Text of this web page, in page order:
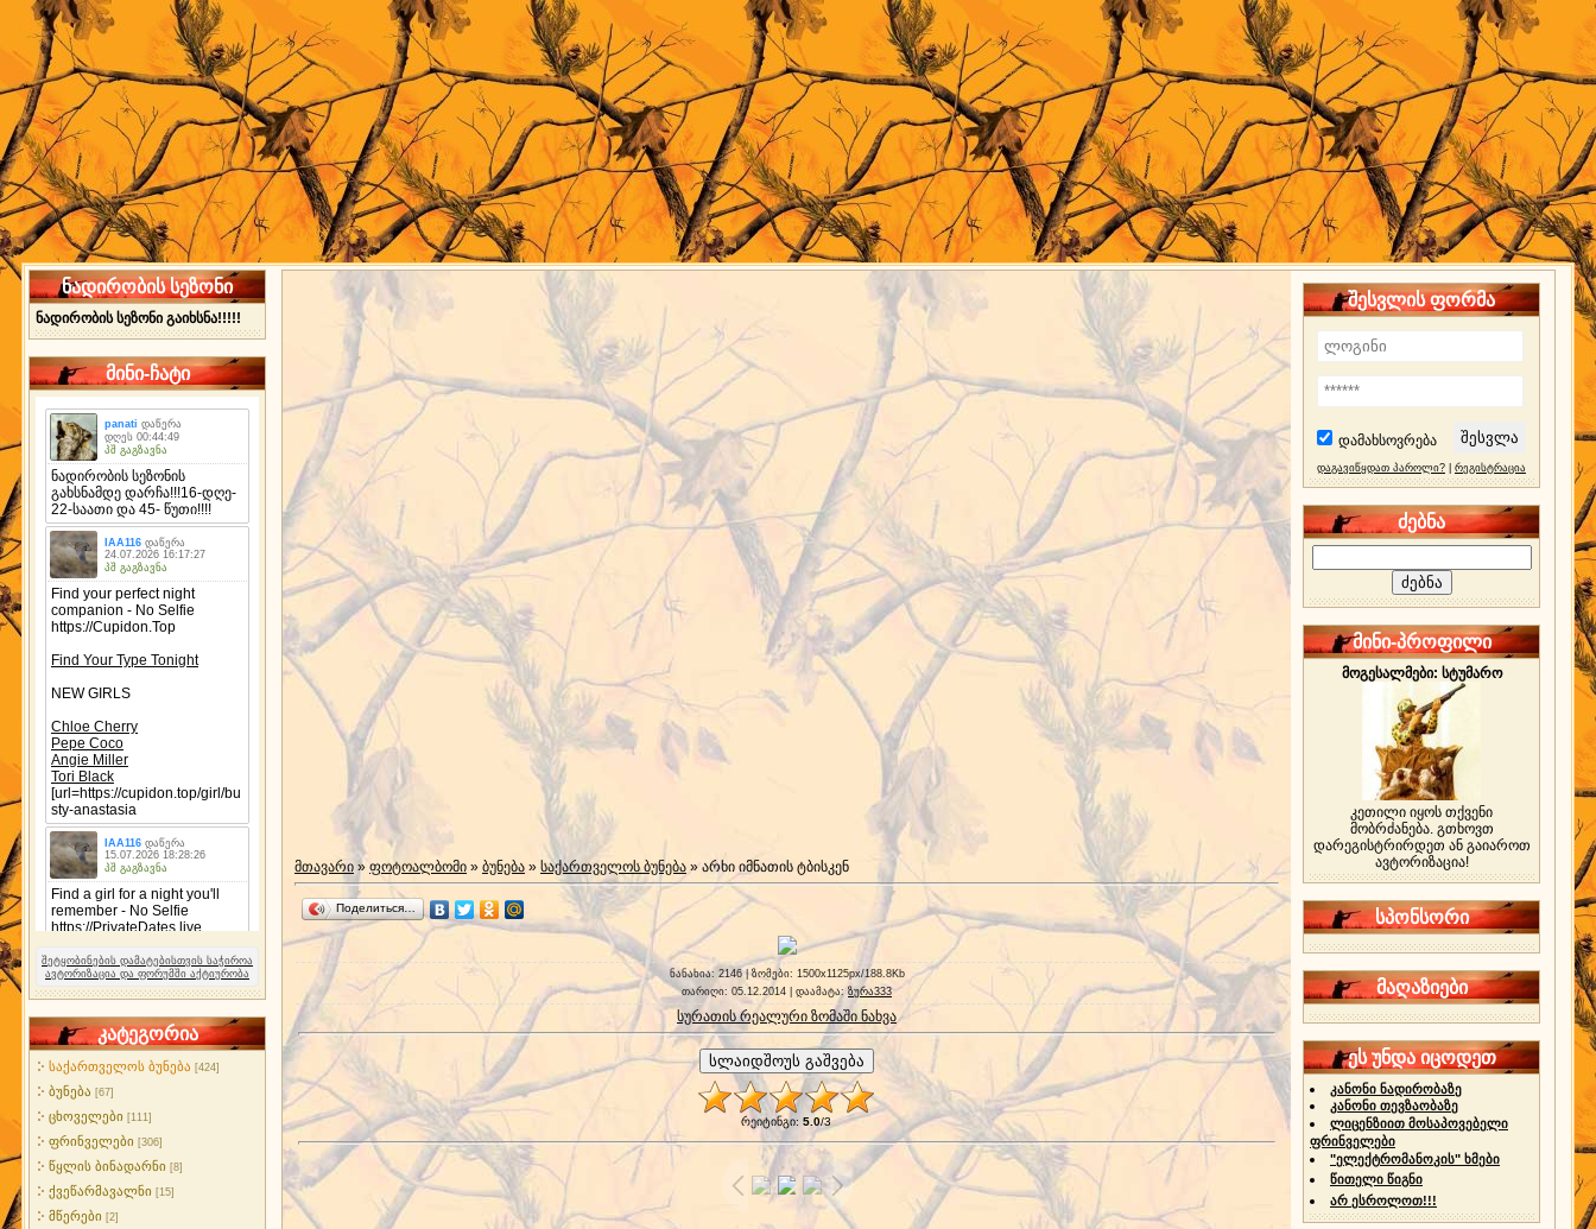
ნადირობის სეზონი
ნადირობის სეზონი გაიხსნა!!!!!
მინი-ჩატი
შეტყობინების დამატებისთვის საჭიროა
ავტორიზაცია და ფორუმში აქტიურობა
კატეგორია
საქართველოს ბუნება [424]
ბუნება [67]
ცხოველები [111]
ფრინველები [306]
წყლის ბინადარნი [8]
ქვეწარმავალნი [15]
მწერები [2]
მთავარი » ფოტოალბომი » ბუნება » საქართველოს ბუნება » არხი იმნათის ტბისკენ
Поделиться…
ნანახია: 2146 |ზომები: 1500x1125px/188.8Kb
თარიღი: 05.12.2014 | დაამატა: ზურა333
სურათის რეალური ზომაში ნახვა
რეიტინგი: 5.0/3
შესვლის ფორმა
დამახსოვრება
დაგავიწყდათ პაროლი? რეგისტრაცია
ძებნა
მინი-პროფილი
მოგესალმები: სტუმარო
კეთილი იყოს თქვენი
მობრძანება. გთხოვთ
დარეგისტრირდეთ ან გაიაროთ
ავტორიზაცია!
სპონსორი
მაღაზიები
ეს უნდა იცოდეთ
კანონი ნადირობაზე
კანონი თევზაობაზე
ლიცენზიით მოსაპოვებელი
ფრინველები
"ელექტრომანოკის" ხმები
წითელი წიგნი
არ ესროლოთ!!!